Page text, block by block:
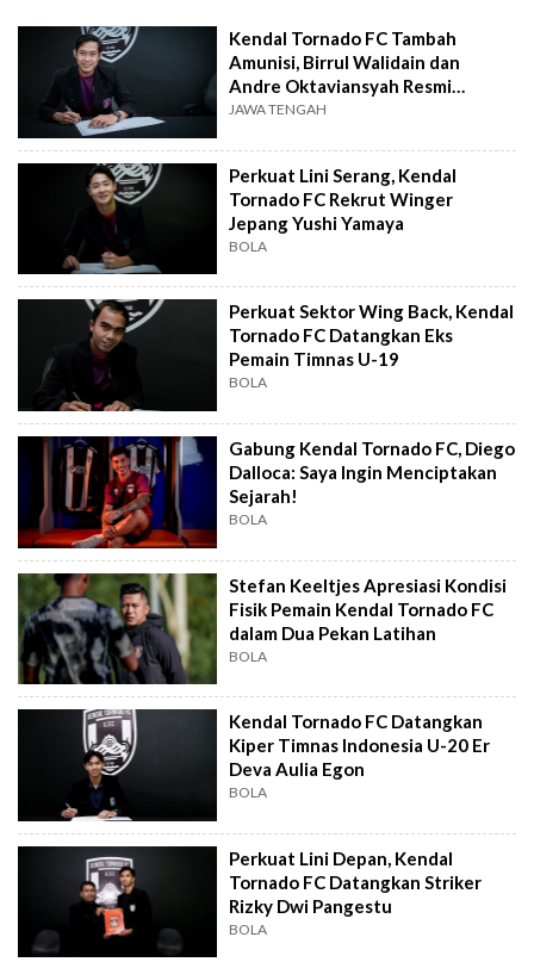
Kendal Tornado FC Tambah
Amunisi, Birrul Walidain dan
Andre Oktaviansyah Resmi
Bergabung
JAWA TENGAH
Perkuat Lini Serang, Kendal
Tornado FC Rekrut Winger
Jepang Yushi Yamaya
BOLA
Perkuat Sektor Wing Back, Kendal
Tornado FC Datangkan Eks
Pemain Timnas U-19
BOLA
Gabung Kendal Tornado FC, Diego
Dalloca: Saya Ingin Menciptakan
Sejarah!
BOLA
Stefan Keeltjes Apresiasi Kondisi
Fisik Pemain Kendal Tornado FC
dalam Dua Pekan Latihan
BOLA
Kendal Tornado FC Datangkan
Kiper Timnas Indonesia U-20 Er
Deva Aulia Egon
BOLA
Perkuat Lini Depan, Kendal
Tornado FC Datangkan Striker
Rizky Dwi Pangestu
BOLA